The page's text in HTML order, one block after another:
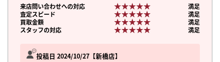
投稿日 2024/10/27 新橋店
来店問い合わせへの対応 ★★★★★
★★★★★
満足
査定スピード
★★★★★
★★★★★
満足
買取金額
★★★★★
★★★★★
満足
スタッフの対応
★★★★★
★★★★★ 満足